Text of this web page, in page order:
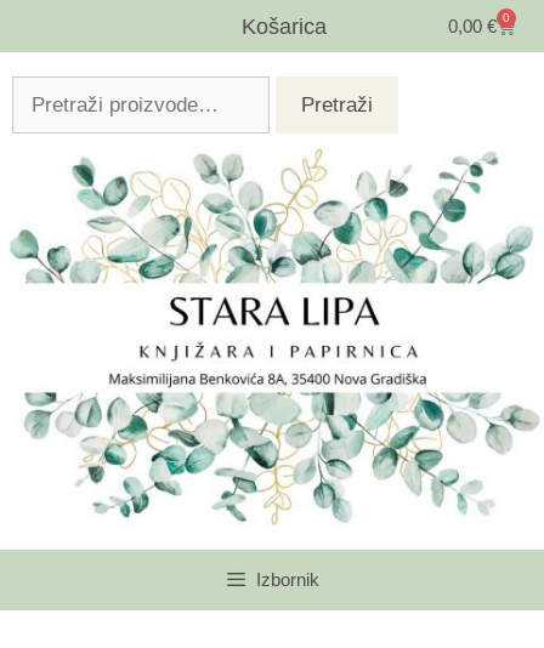
Košarica 0,00 € 0
Pretraži
Izbornik